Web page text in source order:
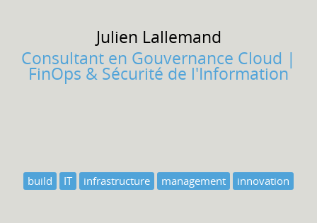
Julien Lallemand
Consultant en Gouvernance Cloud |
FinOps & Sécurité de l'Information
build IT infrastructure management innovation